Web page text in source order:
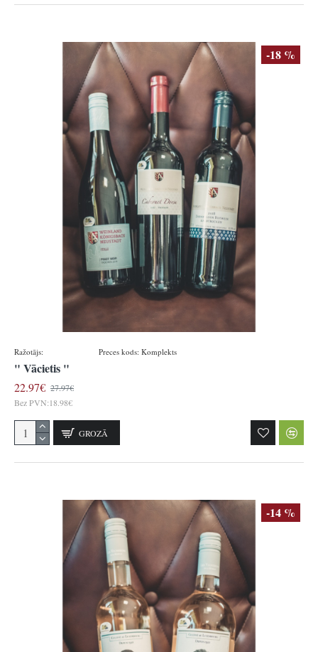
-18 %
Ražotājs: Preces kods: Komplekts
" Vācietis "
22.97€ 27.97€
Bez PVN:18.98€
GROZĀ
-14 %